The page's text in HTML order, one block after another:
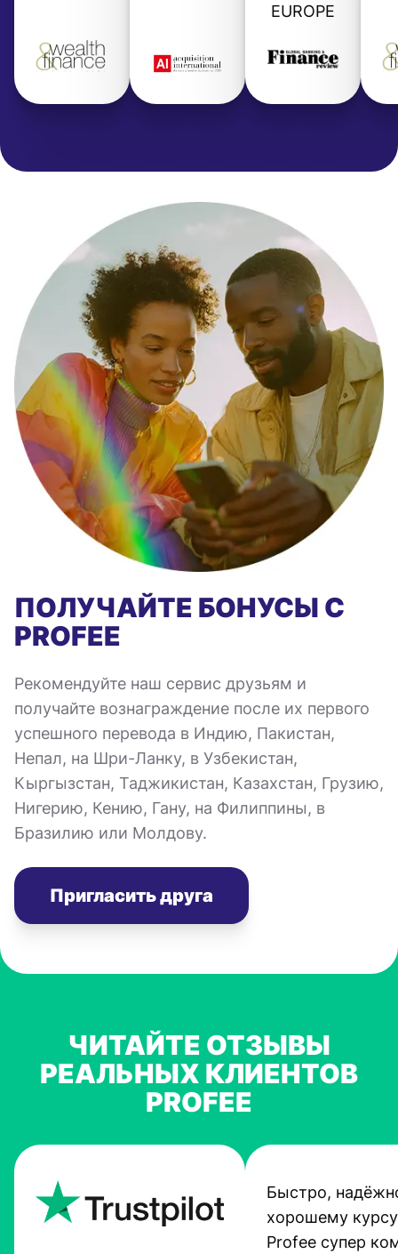
EUROPE
ПОЛУЧАЙТЕ БОНУСЫ С
PROFEE
Рекомендуйте наш сервис друзьям и
получайте вознаграждение после их первого
успешного перевода в Индию, Пакистан,
Непал, на Шри-Ланку, в Узбекистан,
Кыргызстан, Таджикистан, Казахстан, Грузию,
Нигерию, Кению, Гану, на Филиппины, в
Бразилию или Молдову.
Пригласить друга
ЧИТАЙТЕ ОТЗЫВЫ
РЕАЛЬНЫХ КЛИЕНТОВ
PROFEE
Быстро,
хорошему
Profee супер